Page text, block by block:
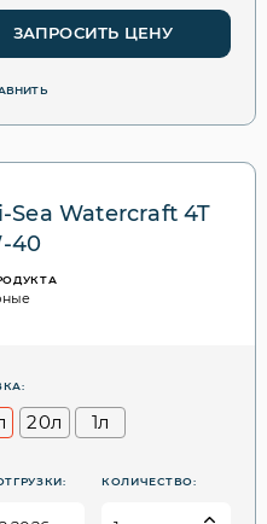
ЗАПРОСИТЬ ЦЕНУ
Sea Watercraft 4T
40
20л 1л
КОЛИЧЕСТВО: